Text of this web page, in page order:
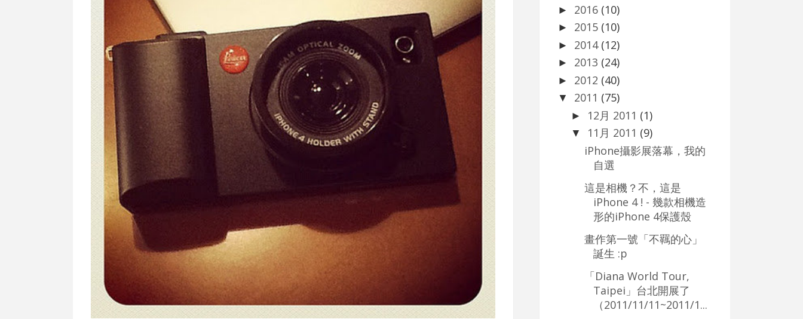
► 2016 (10)
► 2015 (10)
► 2014 (12)
► 2013 (24)
► 2012 (40)
▼ 2011 (75)
► 12月 2011 (1)
▼ 11月 2011 (9)
iPhone攝影展落幕，我的
自選
這是相機？不，這是
iPhone 4 ! - 幾款相機造
形的iPhone 4保護殼
畫作第一號「不羈的心」
誕生 :p
「Diana World Tour,
Taipei」台北開展了
（2011/11/11~2011/1...